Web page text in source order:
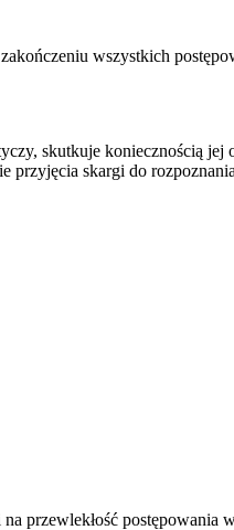
wszystkich
skutkuje koniecznością
skargi do
przewlekłość